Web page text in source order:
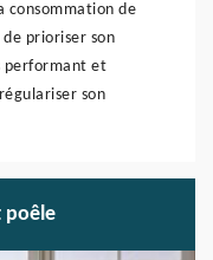
consommation de
prioriser son
performant et
son
poêle